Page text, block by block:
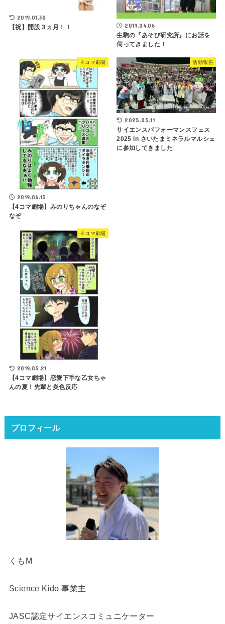
2019.01.30
【祝】開設３ヵ月！！ 2019.04.06
生駒の『あそび研究所』にお話を
伺ってきました！
４コマ劇場
2019.06.15
【4コマ劇場】みのりちゃんのなぞ
なぞ
活動報告
2025.05.11
サイエンスパフォーマンスフェス
2025 in さいたまミネラルマルシェ
に参加してきました
４コマ劇場
2019.05.21
【4コマ劇場】恋愛下手な乙女ちゃ
んの夏！先輩と炎色反応
プロフィール
くもM
Science Kido 事業主
JASC認定サイエンスコミュニケーター